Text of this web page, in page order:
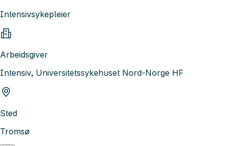
Intensivsykepleier
Arbeidsgiver
Intensiv, Universitetssykehuset Nord-Norge HF
Sted
Tromsø